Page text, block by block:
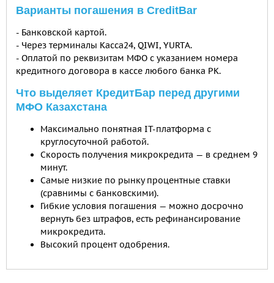
Варианты погашения в СreditBar
- Банковской картой.
- Через терминалы Касса24, QIWI, YURTA.
- Оплатой по реквизитам МФО с указанием номера
кредитного договора в кассе любого банка РК.
Что выделяет КредитБар перед другими
МФО Казахстана
Максимально понятная IT-платформа с
круглосуточной работой.
Скорость получения микрокредита — в среднем 9
минут.
Самые низкие по рынку процентные ставки
(сравнимы с банковскими).
Гибкие условия погашения — можно досрочно
вернуть без штрафов, есть рефинансирование
микрокредита.
Высокий процент одобрения.